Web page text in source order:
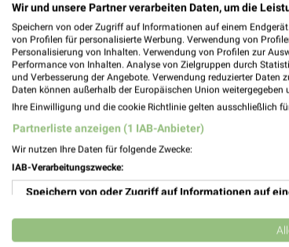
Ernsting's family Leinefelde
37327 Leinefelde
Heute 09:00 - 13:00 Uhr |
Wir und unsere Partner verarbeiten Daten, um die
Speichern von oder Zugriff auf Informationen auf einem
von Profilen für personalisierte Werbung. Verwendung von
Personalisierung von Inhalten. Verwendung von Profilen zur
Performance von Inhalten. Analyse von Zielgruppen durch
und Verbesserung der Angebote. Verwendung reduzierter Daten
Daten können außerhalb der Europäischen Union weitergegeben
Ihre Einwilligung und die cookie Richtlinie gelten ausschließlich
Partnerliste anzeigen (1 IAB-Anbieter)
Wir nutzen Ihre Daten für folgende Zwecke:
IAB-Verarbeitungszwecke:
Speichern von oder Zugriff auf Informationen auf
Verwendung reduzierter Daten zur Auswahl von